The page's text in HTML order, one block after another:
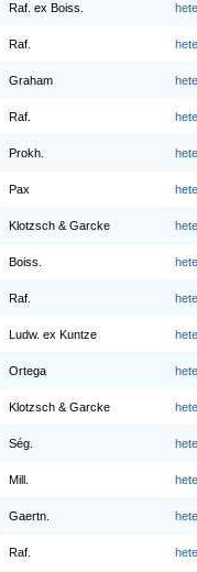
Raf. ex Boiss.
Raf.
Graham
Raf.
Prokh.
Pax
Klotzsch & Garcke
Boiss.
Raf.
Ludw. ex Kuntze
Ortega
Klotzsch & Garcke
Ség.
Mill.
Gaertn.
Raf.